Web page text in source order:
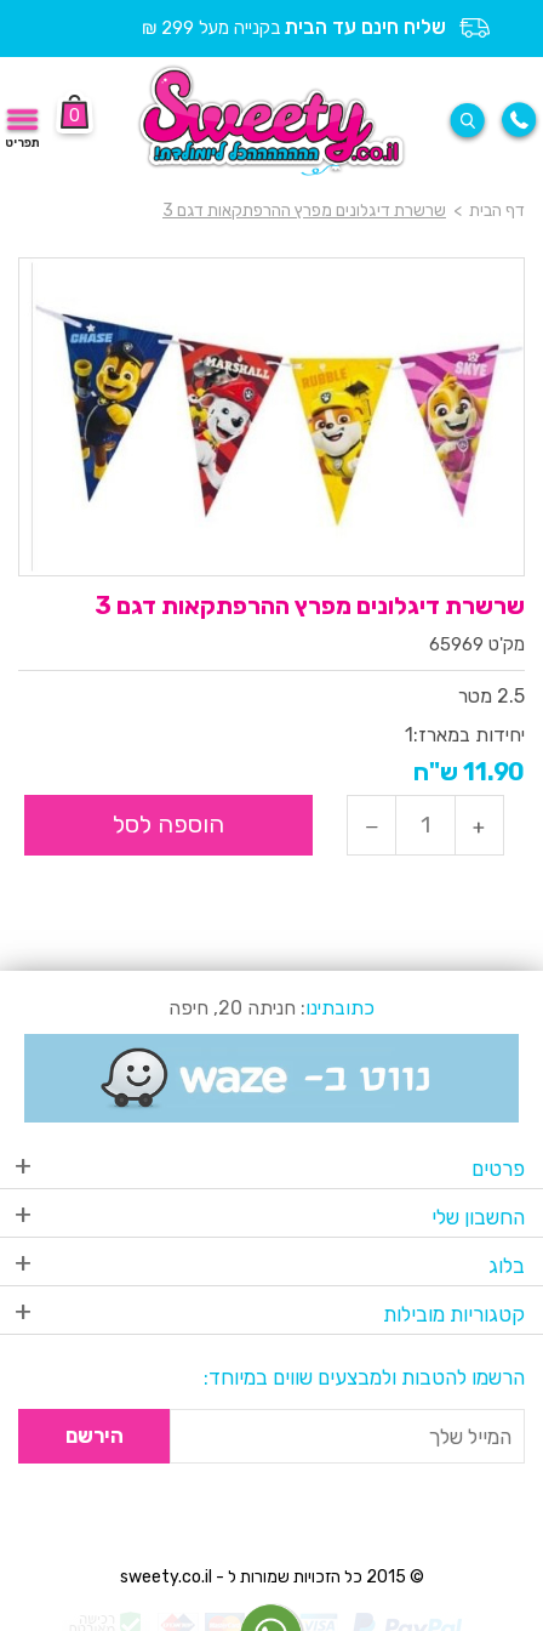
שליח חינם עד הבית בקנייה מעל 299 ₪
0
תפריט
דף הבית > שרשרת דיגלונים מפרץ ההרפתקאות דגם 3
שרשרת דיגלונים מפרץ ההרפתקאות דגם 3
מק'ט 65969
2.5 מטר
יחידות במארז:1
11.90 ש"ח
הוספה לסל
כתובתינו: חניתה 20, חיפה
פרטים
החשבון שלי
בלוג
קטגוריות מובילות
הרשמו להטבות ולמבצעים שווים במיוחד:
הירשם
© 2015 כל הזכויות שמורות ל - sweety.co.il